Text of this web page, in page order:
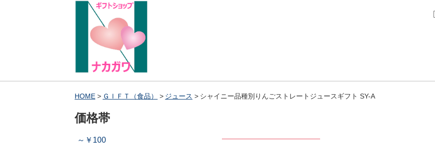
HOME ＧＩＦＴ（食品） ジュース シャイニー品種別りんごストレートジュースギフト SY-A
価格帯
～￥100